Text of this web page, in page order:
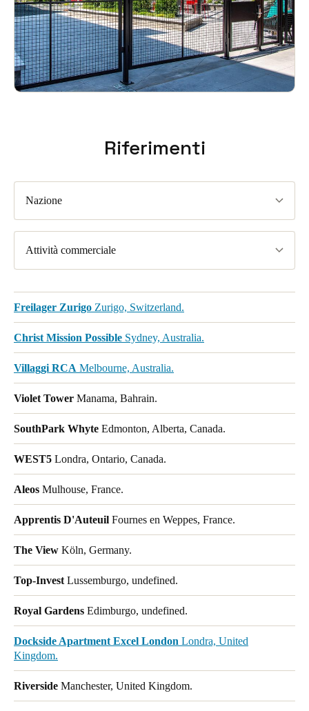
Riferimenti
Nazione
Attività commerciale
Freilager Zurigo Zurigo, Switzerland.
Christ Mission Possible Sydney, Australia.
Villaggi RCA Melbourne, Australia.
Violet Tower Manama, Bahrain.
SouthPark Whyte Edmonton, Alberta, Canada.
WEST5 Londra, Ontario, Canada.
Aleos Mulhouse, France.
Apprentis D'Auteuil Fournes en Weppes, France.
The View Köln, Germany.
Top-Invest Lussemburgo, undefined.
Royal Gardens Edimburgo, undefined.
Dockside Apartment Excel London Londra, United
Kingdom.
Riverside Manchester, United Kingdom.